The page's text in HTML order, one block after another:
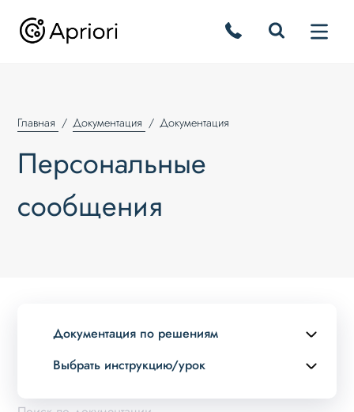
Главная Документация Документация
Персональные
сообщения
Документация по решениям
Выбрать инструкцию/урок
Описание курса